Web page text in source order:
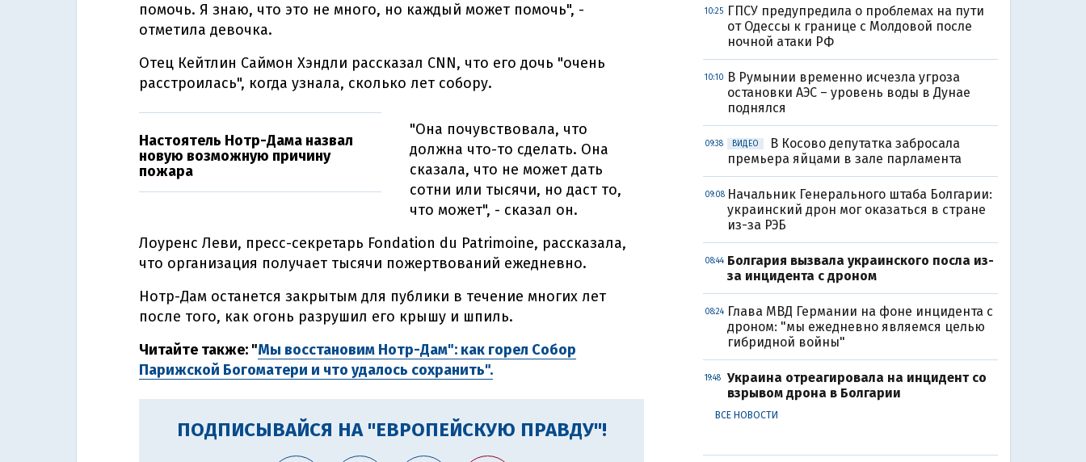
помочь. Я знаю, что это не много, но каждый может помочь", -
отметила девочка.
Отец Кейтлин Саймон Хэндли рассказал CNN, что его дочь "очень
расстроилась", когда узнала, сколько лет собору.
Настоятель Нотр-Дама назвал
новую возможную причину
пожара
"Она почувствовала, что
должна что-то сделать. Она
сказала, что не может дать
сотни или тысячи, но даст то,
что может", - сказал он.
Лоуренс Леви, пресс-секретарь Fondation du Patrimoine, рассказала,
что организация получает тысячи пожертвований ежедневно.
Нотр-Дам останется закрытым для публики в течение многих лет
после того, как огонь разрушил его крышу и шпиль.
Читайте также: "Мы восстановим Нотр-Дам": как горел Собор
Парижской Богоматери и что удалось сохранить".
ПОДПИСЫВАЙСЯ НА "ЕВРОПЕЙСКУЮ ПРАВДУ"!
10:25
ГПСУ предупредила о проблемах на пути
от Одессы к границе с Молдовой после
ночной атаки РФ
10:10
В Румынии временно исчезла угроза
остановки АЭС – уровень воды в Дунае
поднялся
09:38 ВИДЕО
В Косово депутатка забросала
премьера яйцами в зале парламента
09:08 Начальник Генерального штаба Болгарии:
украинский дрон мог оказаться в стране
из-за РЭБ
08:44 Болгария вызвала украинского посла из-
за инцидента с дроном
08:24
Глава МВД Германии на фоне инцидента с
дроном: "мы ежедневно являемся целью
гибридной войны"
19:48
Украина отреагировала на инцидент со
взрывом дрона в Болгарии
ВСЕ НОВОСТИ